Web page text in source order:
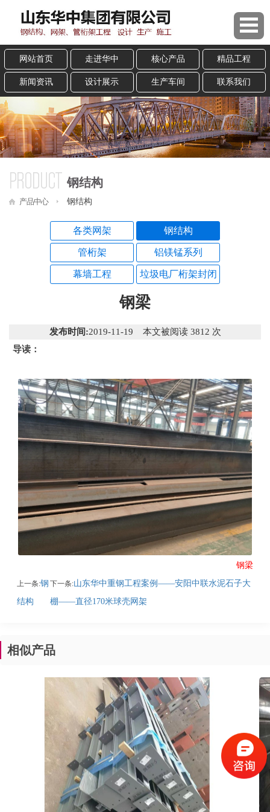
网站首页 走进华中 核心产品 精品工程
新闻资讯 设计展示 生产车间 联系我们
PRODUCT 钢结构
产品中心 钢结构
各类网架 钢结构
管桁架 铝镁锰系列
幕墙工程 垃圾电厂桁架封闭
钢梁
发布时间:2019-11-19 本文被阅读 3812 次
导读：
钢梁
上一条:钢
结构
下一条:山东华中重钢工程案例——安阳中联水泥石子大
棚——直径170米球壳网架
相似产品